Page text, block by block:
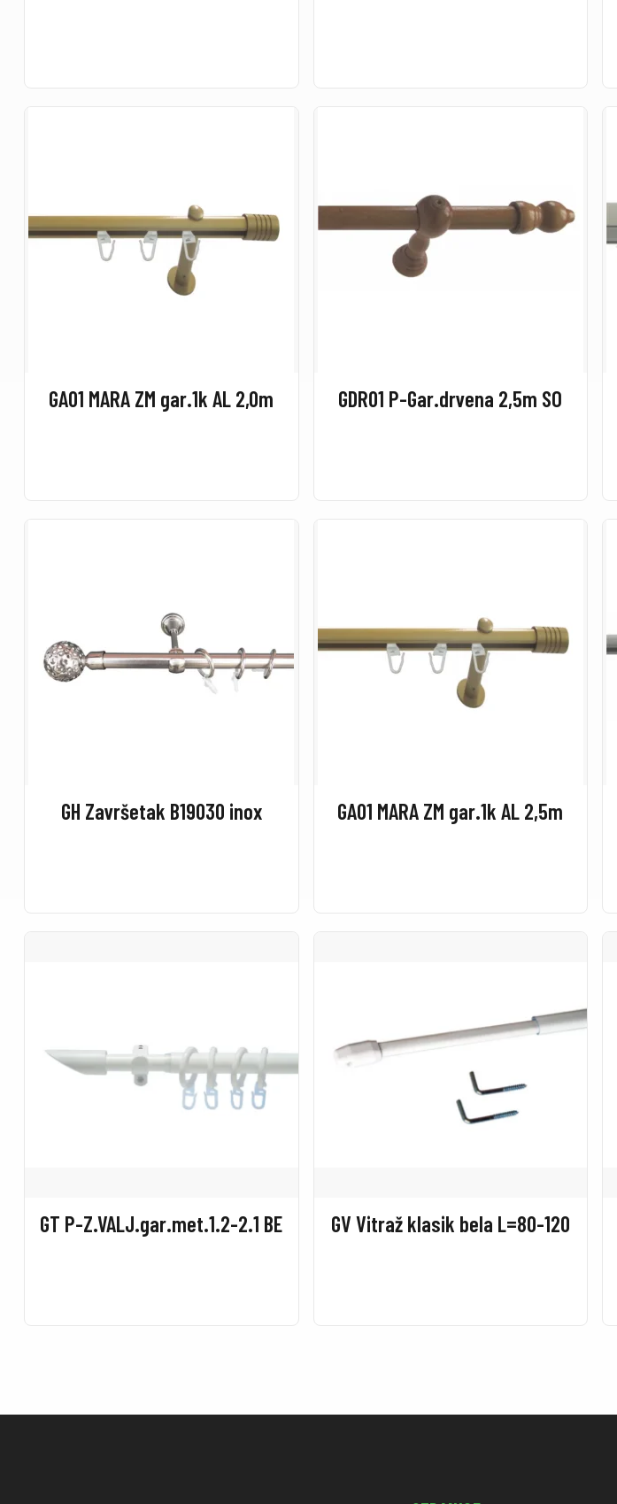
GA01 MARA ZM gar.1k AL 2,0m GDR01 P-Gar.drvena 2,5m SO
GH Završetak B19030 inox GA01 MARA ZM gar.1k AL 2,5m
GT P-Z.VALJ.gar.met.1.2-2.1 BE GV Vitraž klasik bela L=80-120